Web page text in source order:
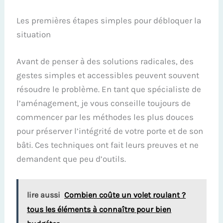
Les premières étapes simples pour débloquer la
situation
Avant de penser à des solutions radicales, des
gestes simples et accessibles peuvent souvent
résoudre le problème. En tant que spécialiste de
l’aménagement, je vous conseille toujours de
commencer par les méthodes les plus douces
pour préserver l’intégrité de votre porte et de son
bâti. Ces techniques ont fait leurs preuves et ne
demandent que peu d’outils.
lire aussi Combien coûte un volet roulant ?
tous les éléments à connaître pour bien